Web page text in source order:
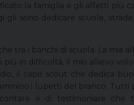
la famiglia e gli affetti più
gli sono dedicare scuole,
tra i banchi di scuola. La mia
più in difficoltà, il mio allievo
il capo scout che dedica
i lupetti del branco. Tutti
e di testimoniare che